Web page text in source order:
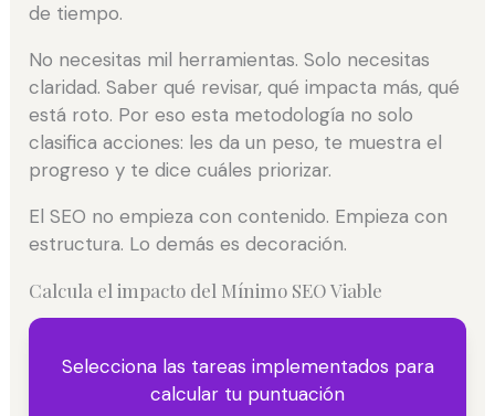
de tiempo.
No necesitas mil herramientas. Solo necesitas
claridad. Saber qué revisar, qué impacta más, qué
está roto. Por eso esta metodología no solo
clasifica acciones: les da un peso, te muestra el
progreso y te dice cuáles priorizar.
El SEO no empieza con contenido. Empieza con
estructura. Lo demás es decoración.
Calcula el impacto del Mínimo SEO Viable
Selecciona las tareas implementados para
calcular tu puntuación